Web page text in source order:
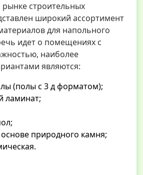
строительных
широкий ассортимент
для напольного
идет о помещениях с
наиболее
являются:
(полы с 3 д форматом);
ламинат;
природного камня;